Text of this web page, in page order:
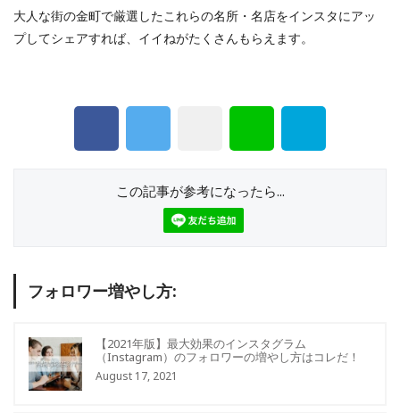
大人な街の金町で厳選したこれらの名所・名店をインスタにアッ
プしてシェアすれば、イイねがたくさんもらえます。
この記事が参考になったら...
フォロワー増やし方:
【2021年版】最大効果のインスタグラム
（Instagram）のフォロワーの増やし方はコレだ！
August 17, 2021